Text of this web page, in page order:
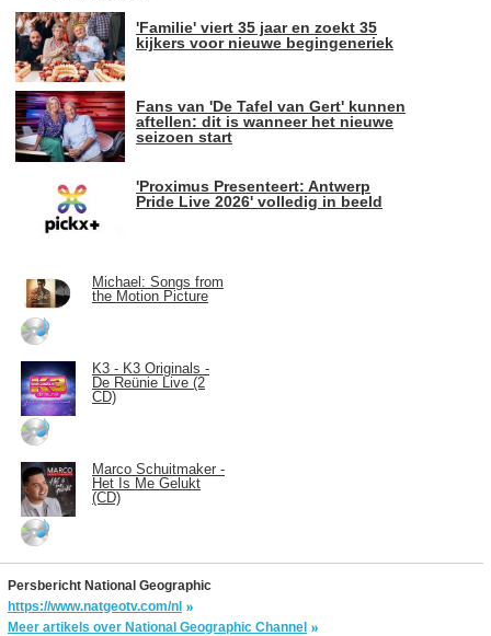
'Familie' viert 35 jaar en zoekt 35
kijkers voor nieuwe begingeneriek
Fans van 'De Tafel van Gert' kunnen
aftellen: dit is wanneer het nieuwe
seizoen start
'Proximus Presenteert: Antwerp
Pride Live 2026' volledig in beeld
Michael: Songs from
the Motion Picture
K3 - K3 Originals -
De Reünie Live (2
CD)
Marco Schuitmaker -
Het Is Me Gelukt
(CD)
Persbericht National Geographic
https://www.natgeotv.com/nl
Meer artikels over National Geographic Channel